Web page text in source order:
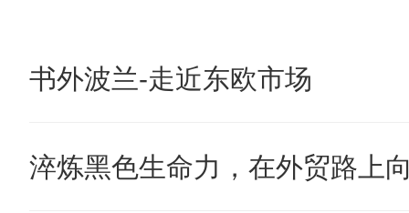
书外波兰-走近东欧市场
淬炼黑色生命力，在外贸路上